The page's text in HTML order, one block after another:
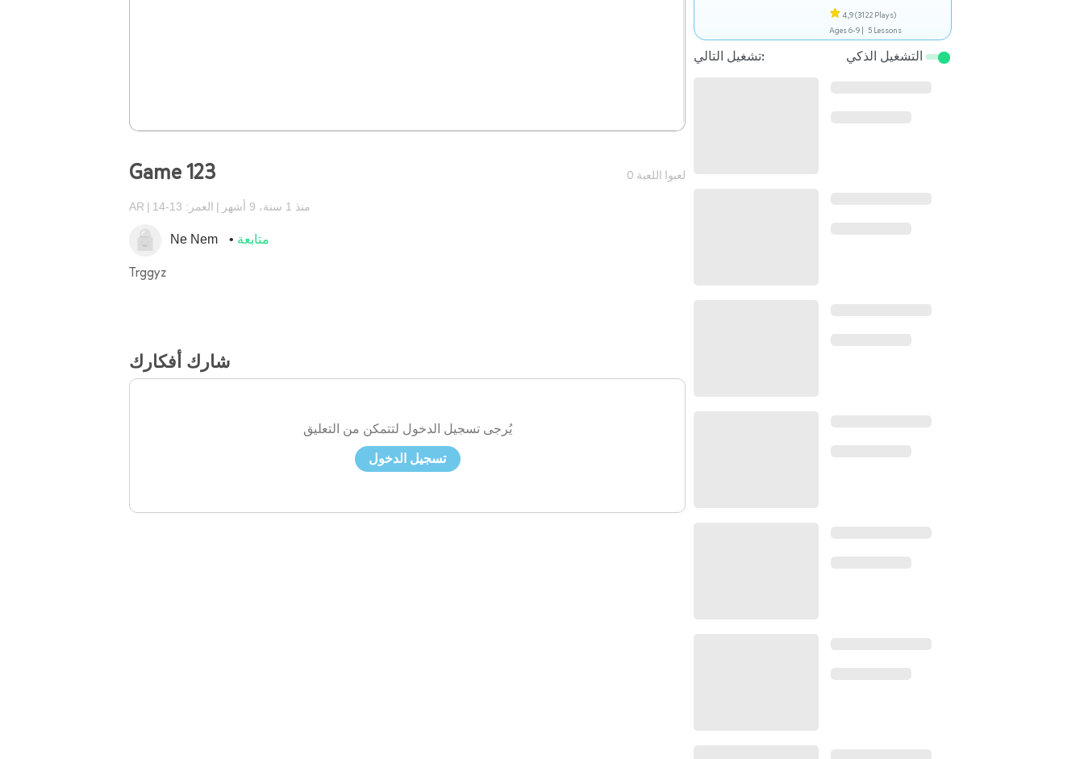
Game 123 0 لعبوا اللعبة
AR العمر: 13-14 منذ 1 سنة، 9 أشهر
Ne Nem متابعة
Trggyz
شارك أفكارك
يُرجى تسجيل الدخول لتتمكن من التعليق
تسجيل الدخول
4,9(3122 Plays)
Ages 6-9 | 5 Lessons
تشغيل التالي: